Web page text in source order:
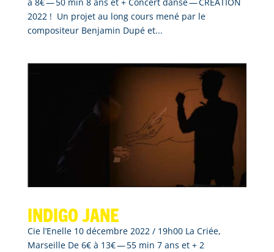
2022 ! Un projet au long cours mené par le
compositeur Benjamin Dupé et...
Indigo Jane
Cie l’Enelle 10 décembre 2022 / 19h00 La Criée,
Marseille De 6€ à 13€ — 55 min 7 ans et + 2